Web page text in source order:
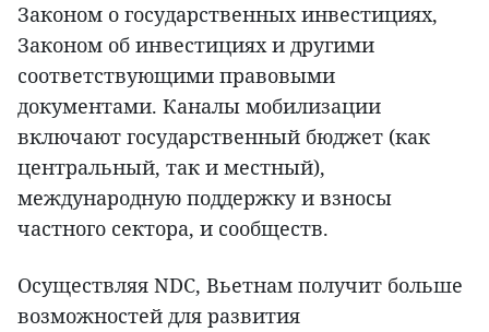
Законом о государственных инвестициях,
Законом об инвестициях и другими
соответствующими правовыми
документами. Каналы мобилизации
включают государственный бюджет (как
центральный, так и местный),
международную поддержку и взносы
частного сектора, и сообществ.
Осуществляя NDC, Вьетнам получит больше
возможностей для развития